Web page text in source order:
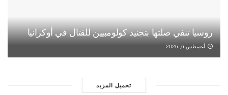
روسيا تنفي صلتها بتجنيد كولومبيين للقتال في أوكرانيا
أغسطس 6, 2026
تحميل المزيد